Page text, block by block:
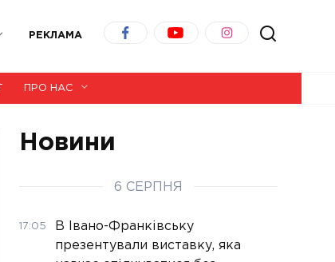
РЕКЛАМА
ПРО НАС
Новини
6 СЕРПНЯ
17:05
В Івано-Франківську
презентували виставку, яка